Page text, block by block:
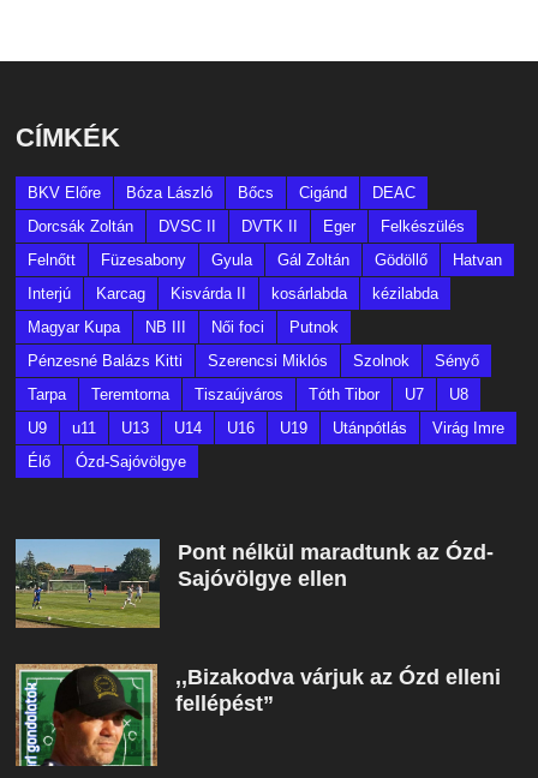
CÍMKÉK
BKV Előre Bóza László Bőcs Cigánd
DEAC
Dorcsák Zoltán
DVSC II DVTK II Eger
Felkészülés
Felnőtt
Füzesabony Gyula Gál Zoltán Gödöllő
Hatvan
Interjú
Karcag Kisvárda II kosárlabda
kézilabda
Magyar Kupa
NB III Női foci
Putnok
Pénzesné Balázs Kitti
Szerencsi Miklós Szolnok
Sényő
Tarpa
Teremtorna Tiszaújváros Tóth Tibor U7
U8
U9
u11 U13 U14 U16 U19 Utánpótlás
Virág Imre
Élő
Ózd-Sajóvölgye
Pont nélkül maradtunk az Ózd-
Sajóvölgye ellen
,,Bizakodva várjuk az Ózd elleni
fellépést”